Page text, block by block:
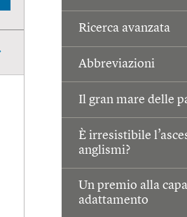
Ricerca avanzata
Abbreviazioni
Il gran mare delle
È irresistibile
anglismi?
Un premio alla
adattamento